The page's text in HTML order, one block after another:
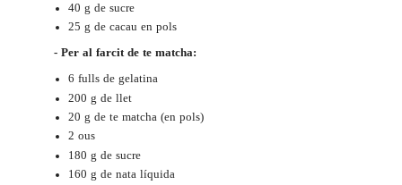
40 g de sucre
25 g de cacau en pols
- Per al farcit de te matcha:
6 fulls de gelatina
200 g de llet
20 g de te matcha (en pols)
2 ous
180 g de sucre
160 g de nata líquida